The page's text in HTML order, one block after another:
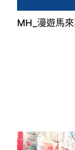
2026台灣國
B915/917 (